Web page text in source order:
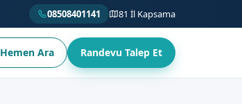
08508401141 81 İl Kapsama
Hemen Ara Randevu Talep Et